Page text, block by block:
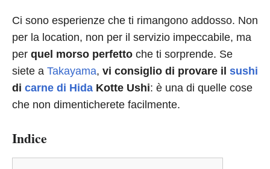
Ci sono esperienze che ti rimangono addosso. Non
per la location, non per il servizio impeccabile, ma
per quel morso perfetto che ti sorprende. Se
siete a Takayama, vi consiglio di provare il sushi
di carne di Hida Kotte Ushi: è una di quelle cose
che non dimenticherete facilmente.
Indice